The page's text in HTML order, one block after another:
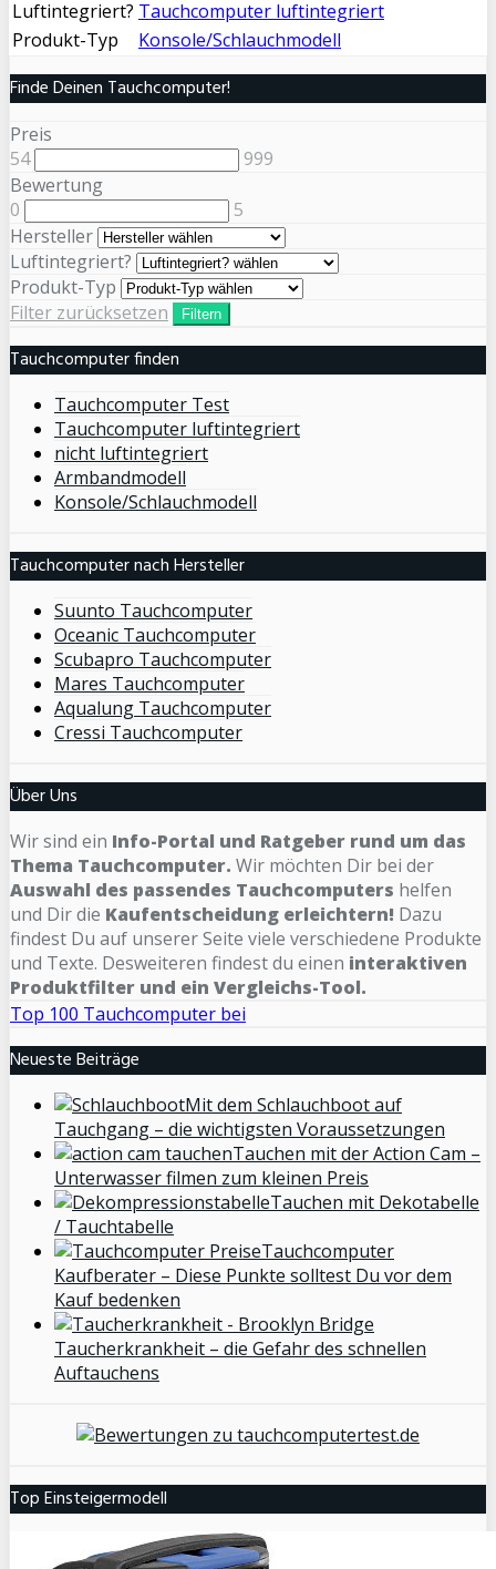
Luftintegriert? Tauchcomputer luftintegriert
Produkt-Typ
Konsole/Schlauchmodell
Finde Deinen Tauchcomputer!
Preis
54
999
Bewertung
0
5
Hersteller
Luftintegriert?
Produkt-Typ
Filter zurücksetzen
Filtern
Tauchcomputer finden
Tauchcomputer Test
Tauchcomputer luftintegriert
nicht luftintegriert
Armbandmodell
Konsole/Schlauchmodell
Tauchcomputer nach Hersteller
Suunto Tauchcomputer
Oceanic Tauchcomputer
Scubapro Tauchcomputer
Mares Tauchcomputer
Aqualung Tauchcomputer
Cressi Tauchcomputer
Über Uns
Wir sind ein Info-Portal und Ratgeber rund um das
Thema Tauchcomputer. Wir möchten Dir bei der
Auswahl des passendes Tauchcomputers helfen
und Dir die Kaufentscheidung erleichtern! Dazu
findest Du auf unserer Seite viele verschiedene Produkte
und Texte. Desweiteren findest du einen interaktiven
Produktfilter und ein Vergleichs-Tool.
Top 100 Tauchcomputer bei
Neueste Beiträge
Mit dem Schlauchboot auf
Tauchgang – die wichtigsten Voraussetzungen
Tauchen mit der Action Cam –
Unterwasser filmen zum kleinen Preis
Tauchen mit Dekotabelle
/ Tauchtabelle
Tauchcomputer
Kaufberater – Diese Punkte solltest Du vor dem
Kauf bedenken
Taucherkrankheit – die Gefahr des schnellen
Auftauchens
Top Einsteigermodell